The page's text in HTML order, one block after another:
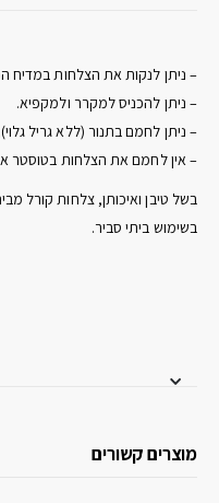
– ניתן לנקות את הצלחות במדיח
– ניתן להכניס למקרר ולמקפיא.
– ניתן לחמם בתנור (ללא גריל
– אין לחמם את הצלחות בטוסטר
בשימוש ביתי סביר.
מוצרים קשורים